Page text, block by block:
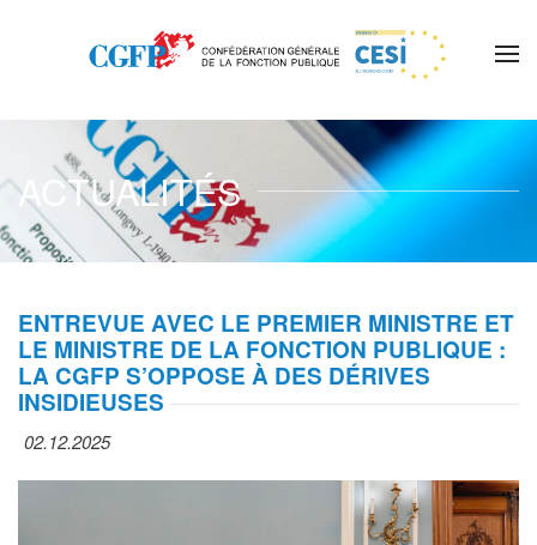
Skip to main content
ACTUALITÉS
ENTREVUE AVEC LE PREMIER MINISTRE ET
LE MINISTRE DE LA FONCTION PUBLIQUE :
LA CGFP S’OPPOSE À DES DÉRIVES
INSIDIEUSES
02.12.2025